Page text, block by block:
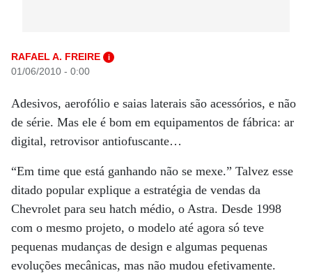
RAFAEL A. FREIRE i
01/06/2010 - 0:00
Adesivos, aerofólio e saias laterais são acessórios, e não
de série. Mas ele é bom em equipamentos de fábrica: ar
digital, retrovisor antiofuscante…
“Em time que está ganhando não se mexe.” Talvez esse
ditado popular explique a estratégia de vendas da
Chevrolet para seu hatch médio, o Astra. Desde 1998
com o mesmo projeto, o modelo até agora só teve
pequenas mudanças de design e algumas pequenas
evoluções mecânicas, mas não mudou efetivamente.